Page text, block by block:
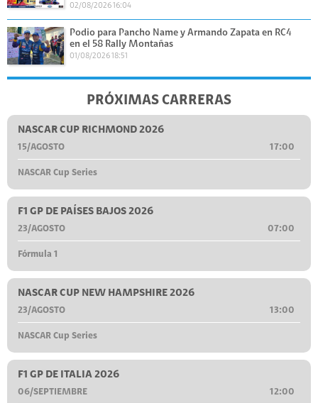
02/08/2026 16:04
Podio para Pancho Name y Armando Zapata en RC4
en el 58 Rally Montañas
01/08/2026 18:51
PRÓXIMAS CARRERAS
NASCAR CUP RICHMOND 2026
15/AGOSTO 17:00
NASCAR Cup Series
F1 GP DE PAÍSES BAJOS 2026
23/AGOSTO 07:00
Fórmula 1
NASCAR CUP NEW HAMPSHIRE 2026
23/AGOSTO 13:00
NASCAR Cup Series
F1 GP DE ITALIA 2026
06/SEPTIEMBRE 12:00